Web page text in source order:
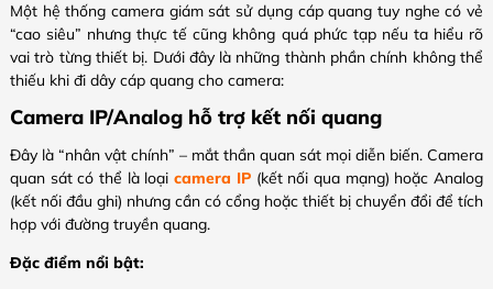
Một hệ thống camera giám sát sử dụng cáp quang tuy nghe có vẻ
“cao siêu” nhưng thực tế cũng không quá phức tạp nếu ta hiểu rõ
vai trò từng thiết bị. Dưới đây là những thành phần chính không thể
thiếu khi đi dây cáp quang cho camera:
Camera IP/Analog hỗ trợ kết nối quang
Đây là “nhân vật chính” – mắt thần quan sát mọi diễn biến. Camera
quan sát có thể là loạicamera IP(kết nối qua mạng) hoặc Analog
(kết nối đầu ghi) nhưng cần có cổng hoặc thiết bị chuyển đổi để tích
hợp với đường truyền quang.
Đặc điểm nổi bật: